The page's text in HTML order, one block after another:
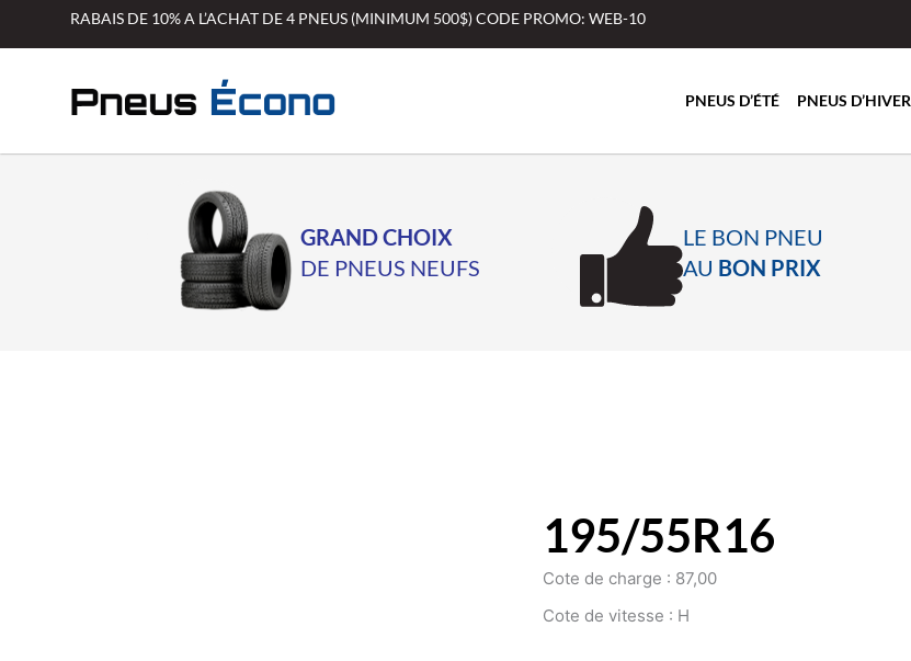
RABAIS DE 10% A L’ACHAT DE 4 PNEUS (MINIMUM 500$) CODE PROMO: WEB-10
PNEUS D’ÉTÉ PNEUS D’HIVER
GRAND CHOIX
DE PNEUS NEUFS
LE BON PNEU
AU BON PRIX
195/55R16
Cote de charge : 87,00
Cote de vitesse : H